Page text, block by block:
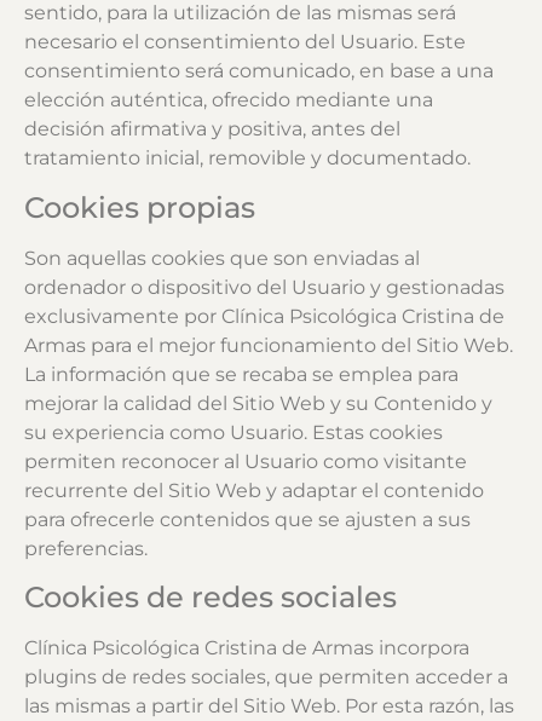
sentido, para la utilización de las mismas será
necesario el consentimiento del Usuario. Este
consentimiento será comunicado, en base a una
elección auténtica, ofrecido mediante una
decisión afirmativa y positiva, antes del
tratamiento inicial, removible y documentado.
Cookies propias
Son aquellas cookies que son enviadas al
ordenador o dispositivo del Usuario y gestionadas
exclusivamente por Clínica Psicológica Cristina de
Armas para el mejor funcionamiento del Sitio Web.
La información que se recaba se emplea para
mejorar la calidad del Sitio Web y su Contenido y
su experiencia como Usuario. Estas cookies
permiten reconocer al Usuario como visitante
recurrente del Sitio Web y adaptar el contenido
para ofrecerle contenidos que se ajusten a sus
preferencias.
Cookies de redes sociales
Clínica Psicológica Cristina de Armas incorpora
plugins de redes sociales, que permiten acceder a
las mismas a partir del Sitio Web. Por esta razón, las